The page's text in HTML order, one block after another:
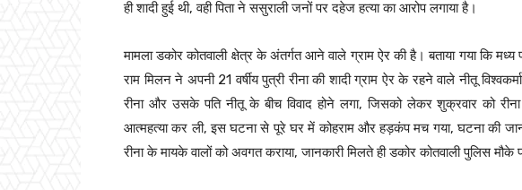
ही शादी हुई थी, वही पिता ने ससुराली जनों पर दहेज हत्या का आरोप लगाया है।
मामला डकोर कोतवाली क्षेत्र के अंतर्गत आने वाले ग्राम ऐर की है। बताया गया कि
राम मिलन ने अपनी 21 वर्षीय पुत्री रीना की शादी ग्राम ऐर के रहने वाले नीतू
रीना और उसके पति नीतू के बीच विवाद होने लगा, जिसको लेकर शुक्रवार को
आत्महत्या कर ली, इस घटना से पूरे घर में कोहराम और हड़कंप मच गया, घटना की
रीना के मायके वालों को अवगत कराया, जानकारी मिलते ही डकोर कोतवाली पुलिस